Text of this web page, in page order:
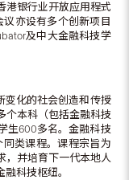
港银行业开放应用程式
亦设有多个创新项目
及中大金融科技学
变化的社会创造和传授
个本科（包括金融科技
生600多名。金融科技
同类课程。课程宗旨为
，并培育下一代本地人
科技枢纽。